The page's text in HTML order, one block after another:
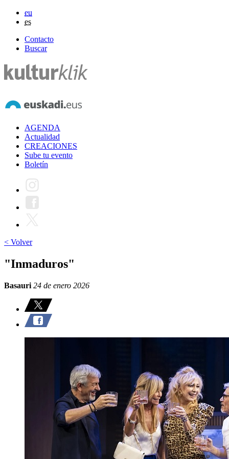
eu
es
Contacto
Buscar
AGENDA
Actualidad
CREACIONES
Sube tu evento
Boletín
< Volver
"Inmaduros"
Basauri 24 de enero 2026